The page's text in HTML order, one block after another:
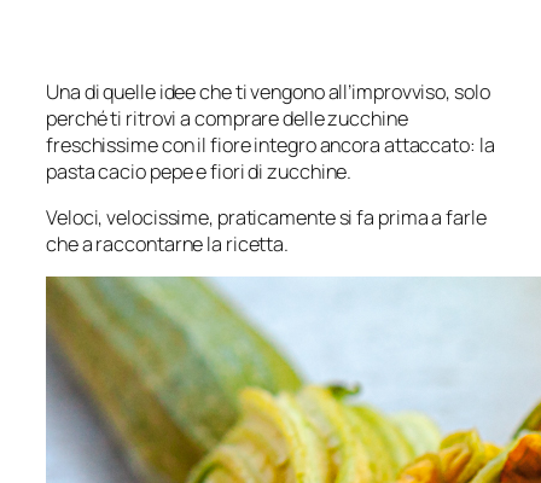
Una di quelle idee che ti vengono all’improvviso, solo
perché ti ritrovi a comprare delle zucchine
freschissime con il fiore integro ancora attaccato: la
pasta cacio pepe e fiori di zucchine.
Veloci, velocissime, praticamente si fa prima a farle
che a raccontarne la ricetta.